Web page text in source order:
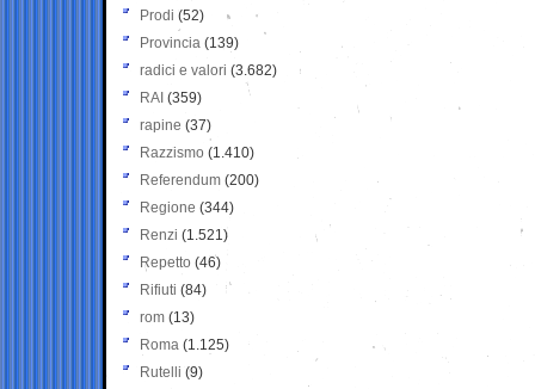
Prodi (52)
Provincia (139)
radici e valori (3.682)
RAI (359)
rapine (37)
Razzismo (1.410)
Referendum (200)
Regione (344)
Renzi (1.521)
Repetto (46)
Rifiuti (84)
rom (13)
Roma (1.125)
Rutelli (9)